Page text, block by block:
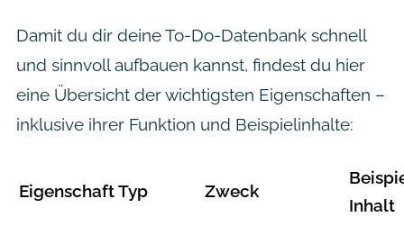
Damit du dir deine To-Do-Datenbank schnell
und sinnvoll aufbauen kannst, findest du hier
eine Übersicht der wichtigsten Eigenschaften –
inklusive ihrer Funktion und Beispielinhalte:
EigenschaftTyp Zweck
Inhalt